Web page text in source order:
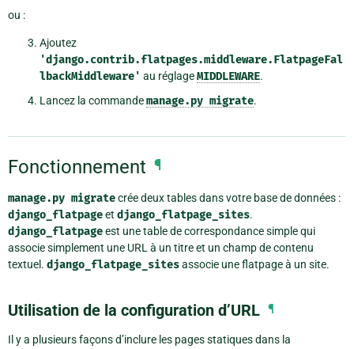
ou :
Ajoutez
'django.contrib.flatpages.middleware.FlatpageFal
lbackMiddleware' au réglageMIDDLEWARE.
Lancez la commandemanage.py migrate.
Fonctionnement ¶
manage.py migratecrée deux tables dans votre base de données :
django_flatpageet django_flatpage_sites.
django_flatpageest une table de correspondance simple qui
associe simplement une URL à un titre et un champ de contenu
textuel. django_flatpage_sitesassocie une flatpage à un site.
Utilisation de la configuration d’URL ¶
Il y a plusieurs façons d’inclure les pages statiques dans la